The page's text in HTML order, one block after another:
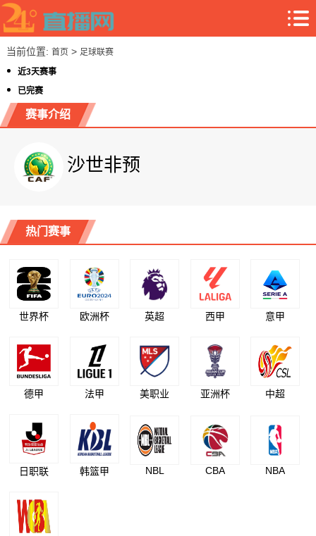
当前位置: 首页> 足球联赛
近3天赛事
已完赛
赛事介绍
沙世非预
热门赛事
世界杯 欧洲杯 英超 西甲 意甲
德甲 法甲 美职业 亚洲杯 中超
日职联 韩篮甲 NBL CBA NBA